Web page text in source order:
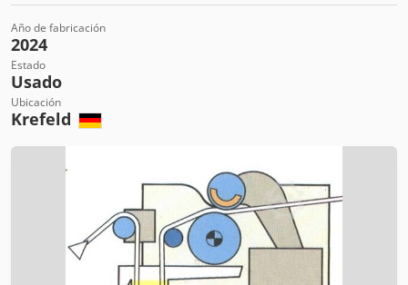
Año de fabricación
2024
Estado
Usado
Ubicación
Krefeld